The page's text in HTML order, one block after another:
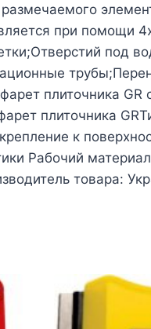
при помощи
под
плиточника
плиточника
к
Рабочий
товара: